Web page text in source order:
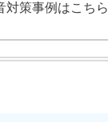
策事例はこちら